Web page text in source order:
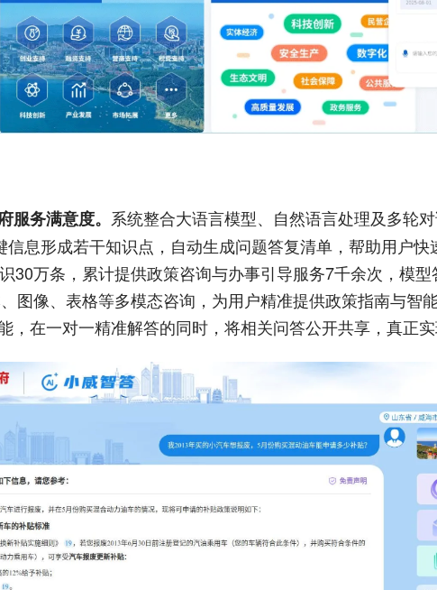
服务满意度。 系统整合大语言模型、自然语言处理及多轮
信息形成若干知识点，自动生成问题答复清单，帮助用户
30万条，累计提供政策咨询与办事引导服务7千余次，模型
图像、表格等多模态咨询，为用户精准提供政策指南与智
在一对一精准解答的同时，将相关问答公开共享，真正实